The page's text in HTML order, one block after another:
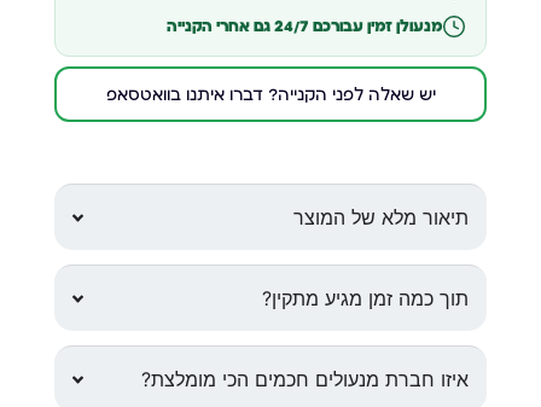
מנעולן זמין עבורכם 24/7 גם אחרי הקנייה
יש שאלה לפני הקנייה? דברו איתנו בוואטסאפ
תיאור מלא של המוצר
תוך כמה זמן מגיע מתקין?
איזו חברת מנעולים חכמים הכי מומלצת?